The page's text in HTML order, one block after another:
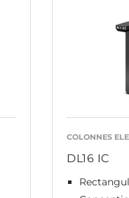
COLONNES
DL16 IC